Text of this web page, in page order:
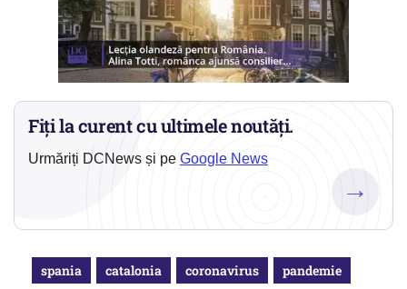
Fiți la curent cu ultimele noutăți.
Urmăriți DCNews și pe Google News
→
spania catalonia coronavirus pandemie